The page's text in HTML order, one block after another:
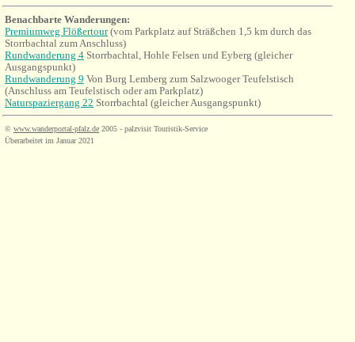
Benachbarte Wanderungen:
Premiumweg Flößertour(vom Parkplatz auf Sträßchen 1,5 km durch das
Storrbachtal zum Anschluss)
Rundwanderung 4 Storrbachtal, Hohle Felsen und Eyberg (gleicher
Ausgangspunkt)
Rundwanderung 9 Von Burg Lemberg zum Salzwooger Teufelstisch
(Anschluss am Teufelstisch oder am Parkplatz)
Naturspaziergang 22 Storrbachtal (gleicher Ausgangspunkt)
© www.wanderportal-pfalz.de 2005 - palzvisit Touristik-Service
Überarbeitet im Januar 2021